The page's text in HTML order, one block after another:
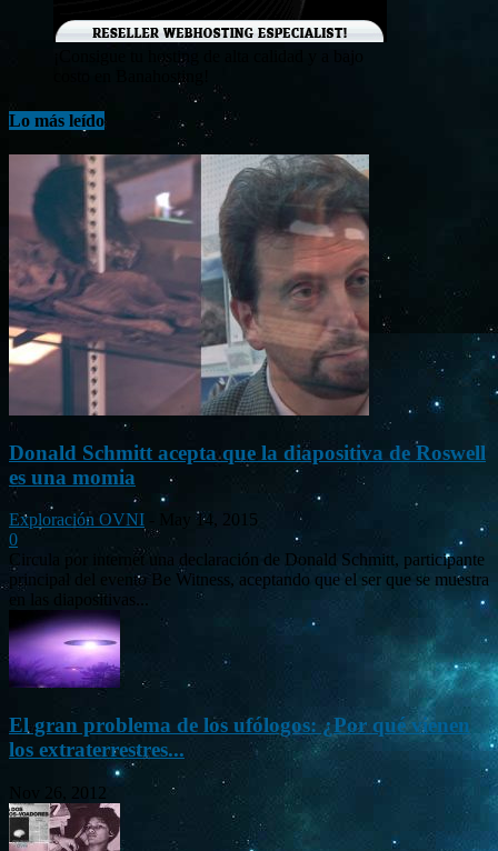
¡Consigue tu hosting de alta calidad y a bajo
costo en Banahosting!
Lo más leído
Donald Schmitt acepta que la diapositiva de Roswell
es una momia
Exploración OVNI
May 14, 2015
0
Circula por internet una declaración de Donald Schmitt, participante
principal del evento Be Witness, aceptando que el ser que se muestra
en las diapositivas...
El gran problema de los ufólogos: ¿Por qué vienen
los extraterrestres...
Nov 26, 2012